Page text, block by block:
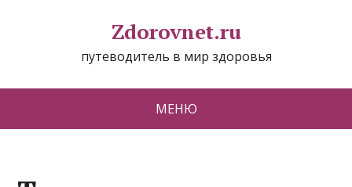
Zdorovnet.ru
путеводитель в мир здоровья
МЕНЮ